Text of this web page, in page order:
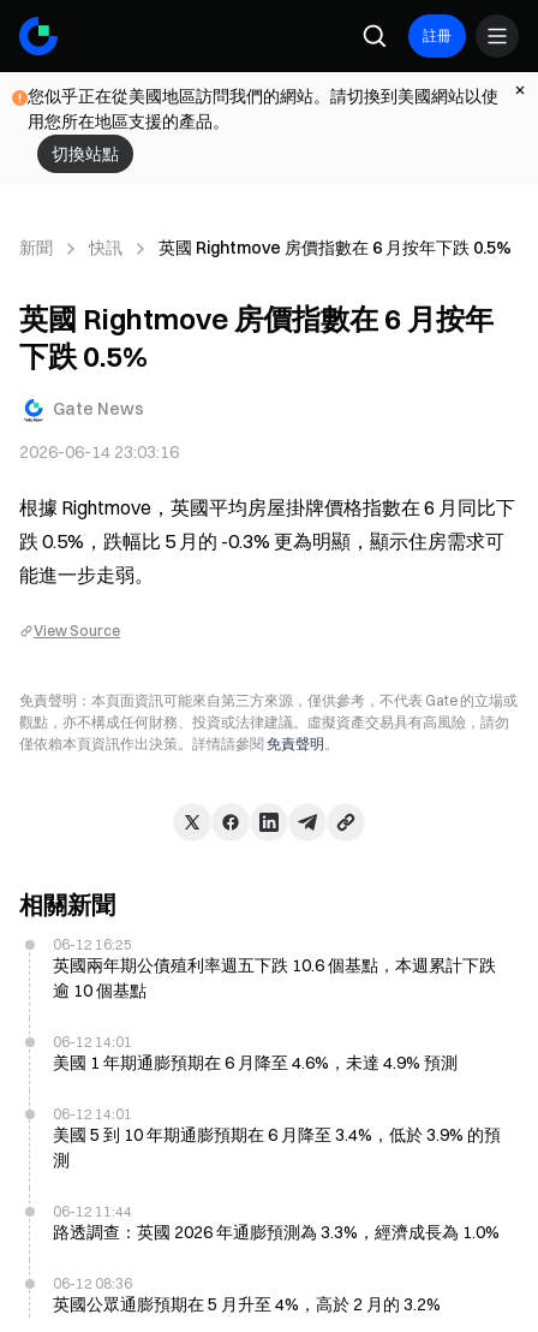
註冊
您似乎正在從美國地區訪問我們的網站。請切換到美國網站以使
用您所在地區支援的產品。
切換站點
新聞 快訊 英國 Rightmove 房價指數在 6 月按年下跌 0.5%
英國 Rightmove 房價指數在 6 月按年
下跌 0.5%
Gate News
2026-06-14 23:03:16
根據 Rightmove，英國平均房屋掛牌價格指數在 6 月同比下
跌 0.5%，跌幅比 5 月的 -0.3% 更為明顯，顯示住房需求可
能進一步走弱。
View Source
免責聲明：本頁面資訊可能來自第三方來源，僅供參考，不代表 Gate 的立場或
觀點，亦不構成任何財務、投資或法律建議。虛擬資產交易具有高風險，請勿
僅依賴本頁資訊作出決策。詳情請參閱 免責聲明。
相關新聞
06-12 16:25
英國兩年期公債殖利率週五下跌 10.6 個基點，本週累計下跌
逾 10 個基點
06-12 14:01
美國 1 年期通膨預期在 6 月降至 4.6%，未達 4.9% 預測
06-12 14:01
美國 5 到 10 年期通膨預期在 6 月降至 3.4%，低於 3.9% 的預
測
06-12 11:44
路透調查：英國 2026 年通膨預測為 3.3%，經濟成長為 1.0%
06-12 08:36
英國公眾通膨預期在 5 月升至 4%，高於 2 月的 3.2%